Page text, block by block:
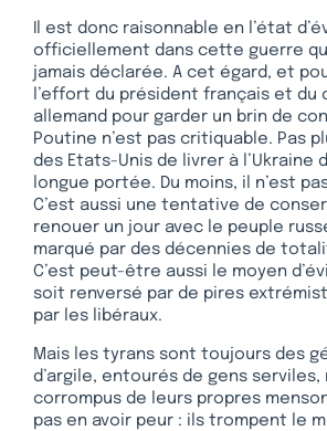
Il est donc raisonnable en l’état
officiellement dans cette guerre
jamais déclarée. A cet égard, et
l’effort du président français et du
allemand pour garder un brin de
Poutine n’est pas critiquable. Pas
des Etats-Unis de livrer à l’Ukraine
longue portée. Du moins, il n’est
C’est aussi une tentative de
renouer un jour avec le peuple
marqué par des décennies de
C’est peut-être aussi le moyen
soit renversé par de pires
par les libéraux.
Mais les tyrans sont toujours des
d’argile, entourés de gens serviles,
corrompus de leurs propres
pas en avoir peur : ils trompent le